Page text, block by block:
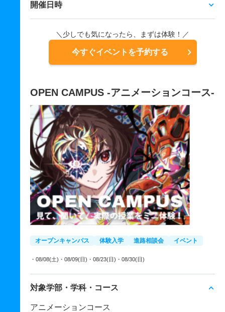
開催日時
＼少しでも気になったら、まずは体験！／
今すぐイベントを予約する
OPEN CAMPUS -アニメーションコース-
オープンキャンパス 体験入学 進路相談会 イベント
・08/08(土) ・08/09(日) ・08/23(日) ・08/30(日)
対象学部・学科・コース
アニメーションコース